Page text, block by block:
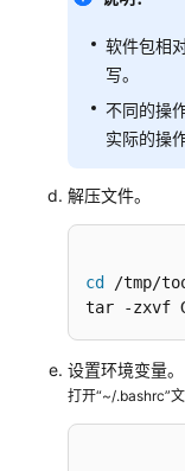
8.x）
南
（集
中
软件包相
写。
不同的操
实际的操
解压文件。
cd
/tmp/
tar -zxvf
设置环境变量。
打开“~/.bashrc”文